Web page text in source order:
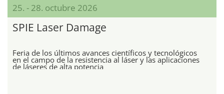
25. - 28. octubre 2026
SPIE Laser Damage
Feria de los últimos avances científicos y tecnológicos
en el campo de la resistencia al láser y las aplicaciones
de láseres de alta potencia